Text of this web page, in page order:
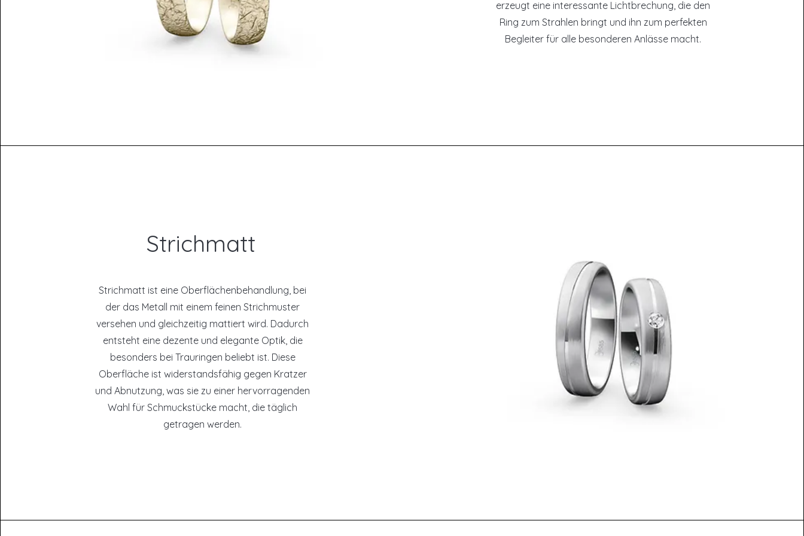
erzeugt eine interessante Lichtbrechung, die den
Ring zum Strahlen bringt und ihn zum perfekten
Begleiter für alle besonderen Anlässe macht.
Strichmatt
Strichmatt ist eine Oberflächenbehandlung, bei
der das Metall mit einem feinen Strichmuster
versehen und gleichzeitig mattiert wird. Dadurch
entsteht eine dezente und elegante Optik, die
besonders bei Trauringen beliebt ist. Diese
Oberfläche ist widerstandsfähig gegen Kratzer
und Abnutzung, was sie zu einer hervorragenden
Wahl für Schmuckstücke macht, die täglich
getragen werden.